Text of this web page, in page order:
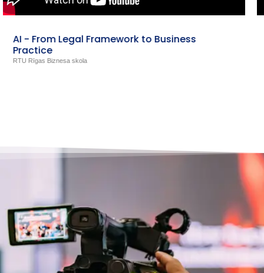
Izglītojošie video izpratnes veicināšanai par
sociālo pakalpojumu kvalitāti (1.d.)
Labklājības ministrija